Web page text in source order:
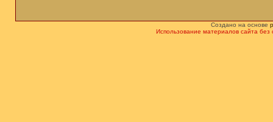
Создано на основе
Использование материалов сайта